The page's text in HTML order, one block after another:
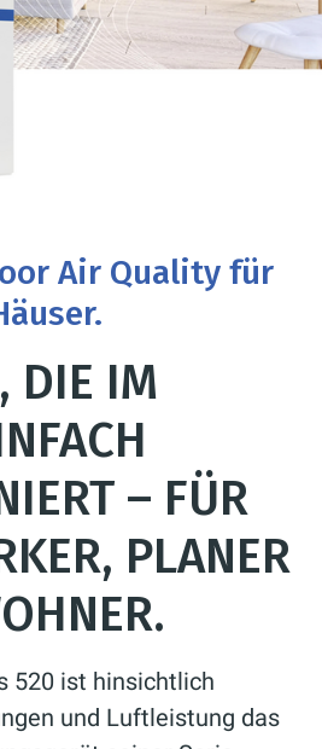
Air Quality für
DIE IM
– FÜR
PLANER
520 ist hinsichtlich
und Luftleistung das